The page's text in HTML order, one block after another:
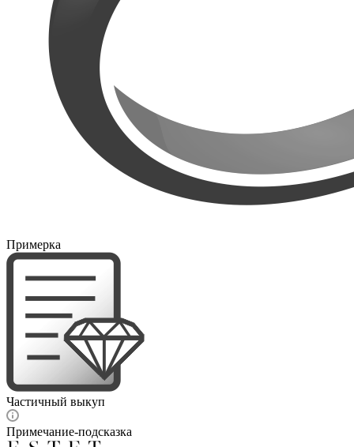
Примерка
Частичный выкуп
Примечание-подсказка